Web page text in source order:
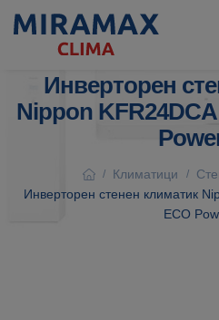
Инверторен
Nippon
/ Климатици /
Инверторен стенен климатик
ECO